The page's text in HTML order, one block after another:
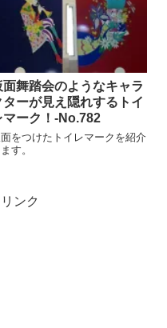
面舞踏会のようなキャラ
ターが見え隠れするトイ
マーク！‐No.782
をつけたトイレマークを紹介
す。
ンク